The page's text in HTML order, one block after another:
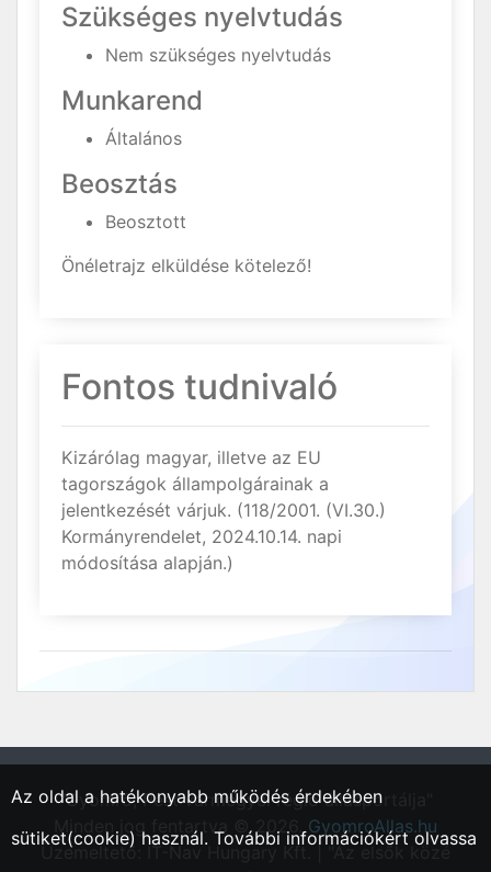
Szükséges nyelvtudás
Nem szükséges nyelvtudás
Munkarend
Általános
Beosztás
Beosztott
Önéletrajz elküldése kötelező!
Fontos tudnivaló
Kizárólag magyar, illetve az EU
tagországok állampolgárainak a
jelentkezését várjuk. (118/2001. (VI.30.)
Kormányrendelet, 2024.10.14. napi
módosítása alapján.)
"Gyomrő, Pest vármegyei régió állásportálja"
Minden jog fentartva © 2026.GyomroAllas.hu
Üzemeltető: IT-Nav Hungary Kft. | "Az elsők közé
Az oldal a hatékonyabb működés érdekében
sütiket(cookie) használ. További információkért olvassa